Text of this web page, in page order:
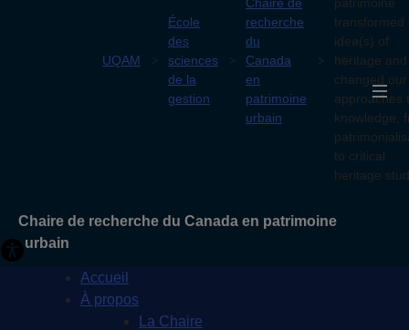
UQAM
École
des
sciences
de la
gestion
recherche
du
Canada
en
patrimoine
urbain
transformed
idea(s) of
heritage and
changed our
approaches
knowledge,
to critical
heritage
Chaire de recherche du Canada en patrimoine
urbain
Accueil
À propos
La Chaire